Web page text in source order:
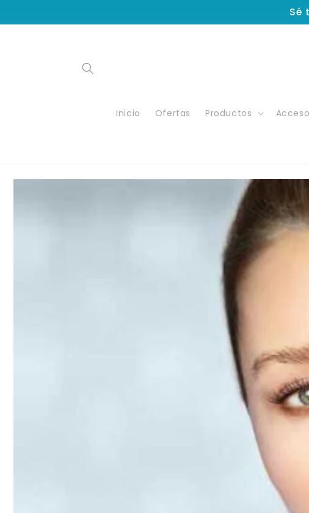
al contenido
Sé
Inicio Ofertas Productos